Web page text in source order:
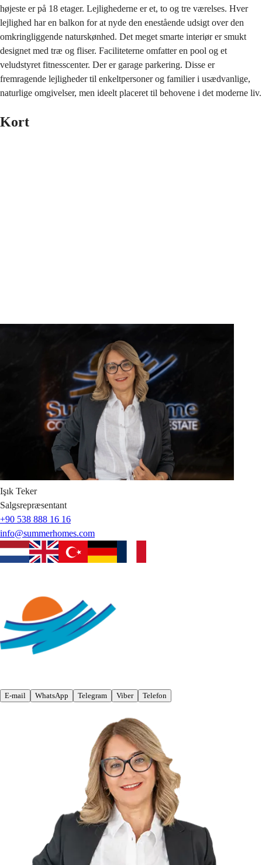
højeste er på 18 etager. Lejlighederne er et, to og tre værelses. Hver
lejlighed har en balkon for at nyde den enestående udsigt over den
omkringliggende naturskønhed. Det meget smarte interiør er smukt
designet med træ og fliser. Faciliteterne omfatter en pool og et
veludstyret fitnesscenter. Der er garage parkering. Disse er
fremragende lejligheder til enkeltpersoner og familier i usædvanlige,
naturlige omgivelser, men ideelt placeret til behovene i det moderne liv.
Kort
Işık Teker
Salgsrepræsentant
+90 538 888 16 16
info@summerhomes.com
E-mail WhatsApp Telegram Viber Telefon